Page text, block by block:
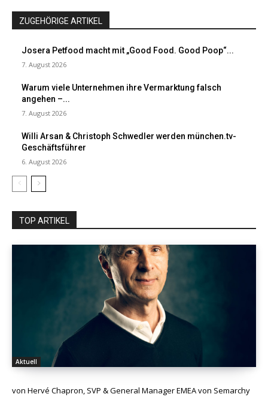
ZUGEHÖRIGE ARTIKEL
Josera Petfood macht mit „Good Food. Good Poop“...
7. August 2026
Warum viele Unternehmen ihre Vermarktung falsch
angehen –...
7. August 2026
Willi Arsan & Christoph Schwedler werden münchen.tv-
Geschäftsführer
6. August 2026
TOP ARTIKEL
Aktuell
von Hervé Chapron, SVP & General Manager EMEA von Semarchy